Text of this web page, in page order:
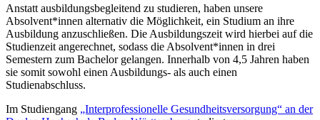
Anstatt ausbildungsbegleitend zu studieren, haben unsere
Absolvent*innen alternativ die Möglichkeit, ein Studium an ihre
Ausbildung anzuschließen. Die Ausbildungszeit wird hierbei auf die
Studienzeit angerechnet, sodass die Absolvent*innen in drei
Semestern zum Bachelor gelangen. Innerhalb von 4,5 Jahren haben
sie somit sowohl einen Ausbildungs- als auch einen
Studienabschluss.
Im Studiengang „Interprofessionelle Gesundheitsversorgung“ an der